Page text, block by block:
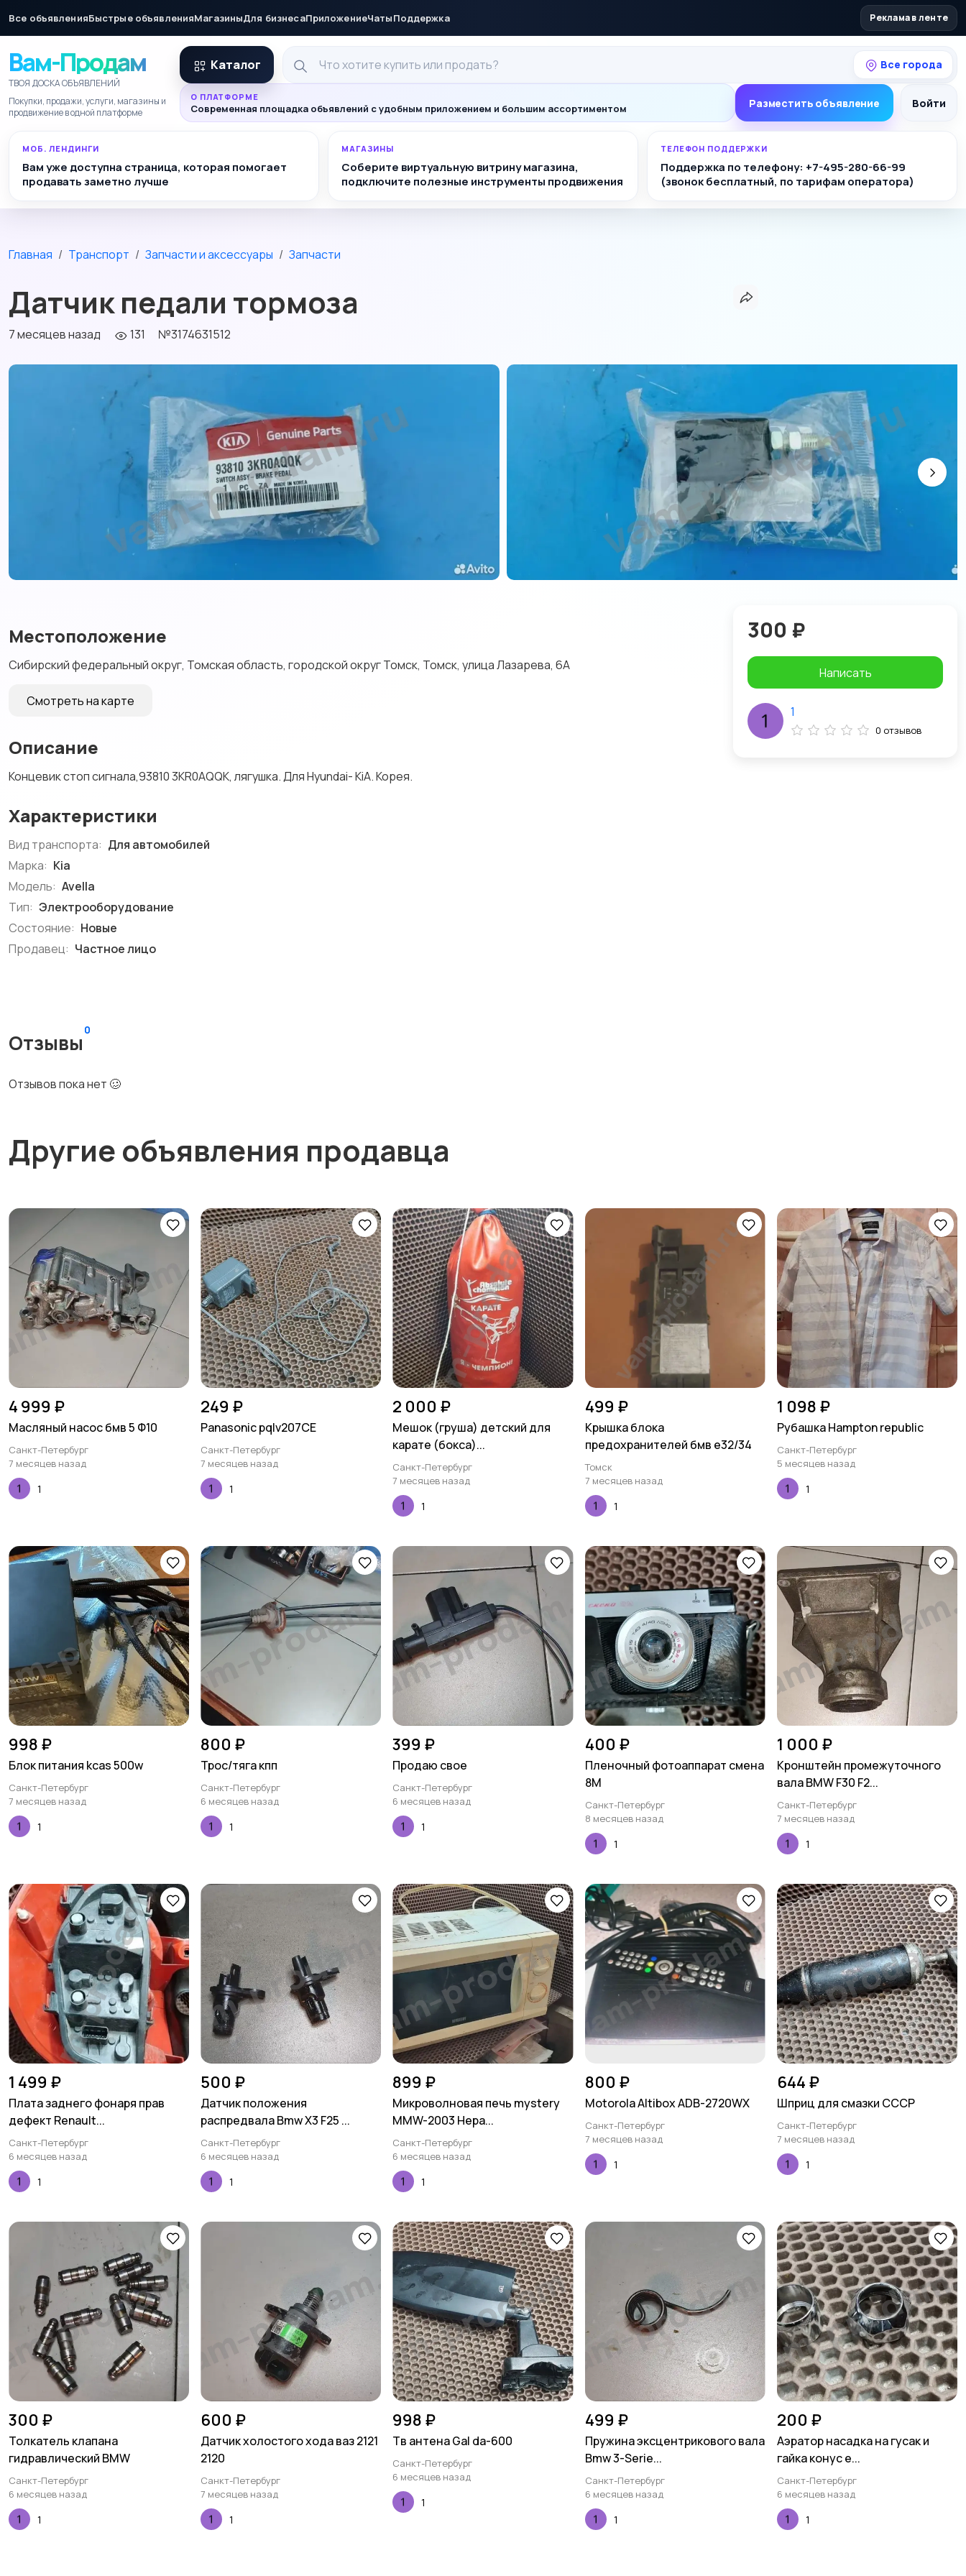
Все объявленияБыстрые объявленияМагазиныДля бизнесаПриложениеЧатыПоддержка Реклама в ленте
Вам-Продам
ТВОЯ ДОСКА ОБЪЯВЛЕНИЙ
Покупки, продажи, услуги, магазины и
продвижение в одной платформе
Каталог Все города
О ПЛАТФОРМЕ
Современная площадка объявлений с удобным приложением и большим ассортиментом Разместить объявление Войти
МОБ. ЛЕНДИНГИ
Вам уже доступна страница, которая помогает
продавать заметно лучше
МАГАЗИНЫ
Соберите виртуальную витрину магазина,
подключите полезные инструменты продвижения
ТЕЛЕФОН ПОДДЕРЖКИ
Поддержка по телефону: +7-495-280-66-99
(звонок бесплатный, по тарифам оператора)
Главная Транспорт Запчасти и аксессуары Запчасти
Датчик педали тормоза
7 месяцев назад 131 №3174631512
Местоположение
Сибирский федеральный округ, Томская область, городской округ Томск, Томск, улица Лазарева, 6А
Смотреть на карте
Описание
Концевик стоп сигнала,93810 3КR0AQQK, лягушка. Для Hyundai- KiA. Корея.
Характеристики
Вид транспорта: Для автомобилей
Марка: Kia
Модель: Avella
Тип: Электрооборудование
Состояние: Новые
Продавец: Частное лицо
Отзывы
0
Отзывов пока нет 🥴
300 ₽
Написать
1
0 отзывов
Другие объявления продавца
4 999 ₽
Масляный насос бмв 5 Ф10
Санкт-Петербург
7 месяцев назад
1
249 ₽
Panasonic pqlv207CE
Санкт-Петербург
7 месяцев назад
1
2 000 ₽
Мешок (груша) детский для
карате (бокса)...
Санкт-Петербург
7 месяцев назад
1
499 ₽
Крышка блока
предохранителей бмв е32/34
Томск
7 месяцев назад
1
1 098 ₽
Рубашка Hampton republic
Санкт-Петербург
5 месяцев назад
1
998 ₽
Блок питания kcas 500w
Санкт-Петербург
7 месяцев назад
1
800 ₽
Трос/тяга кпп
Санкт-Петербург
6 месяцев назад
1
399 ₽
Продаю свое
Санкт-Петербург
6 месяцев назад
1
400 ₽
Пленочный фотоаппарат смена
8М
Санкт-Петербург
8 месяцев назад
1
1 000 ₽
Кронштейн промежуточного
вала BMW F30 F2...
Санкт-Петербург
7 месяцев назад
1
1 499 ₽
Плата заднего фонаря прав
дефект Renault...
Санкт-Петербург
6 месяцев назад
1
500 ₽
Датчик положения
распредвала Bmw X3 F25 ...
Санкт-Петербург
6 месяцев назад
1
899 ₽
Микроволновая печь mystery
MMW-2003 Нера...
Санкт-Петербург
6 месяцев назад
1
800 ₽
Motorola Altibox ADB-2720WX
Санкт-Петербург
7 месяцев назад
1
644 ₽
Шприц для смазки СССР
Санкт-Петербург
7 месяцев назад
1
300 ₽
Толкатель клапана
гидравлический BMW
Санкт-Петербург
6 месяцев назад
1
600 ₽
Датчик холостого хода ваз 2121
2120
Санкт-Петербург
7 месяцев назад
1
998 ₽
Тв антена Gal da-600
Санкт-Петербург
6 месяцев назад
1
499 ₽
Пружина эксцентрикового вала
Bmw 3-Serie...
Санкт-Петербург
6 месяцев назад
1
200 ₽
Аэратор насадка на гусак и
гайка конус е...
Санкт-Петербург
6 месяцев назад
1